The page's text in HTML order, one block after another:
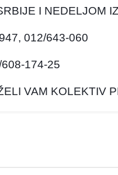
I NEDELJOM
012/643-060
174-25
VAM KOLEKTIV